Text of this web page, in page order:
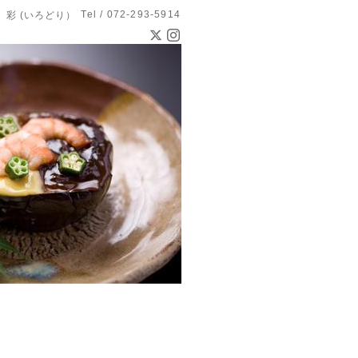
(いろどり） Tel / 072-293-5914